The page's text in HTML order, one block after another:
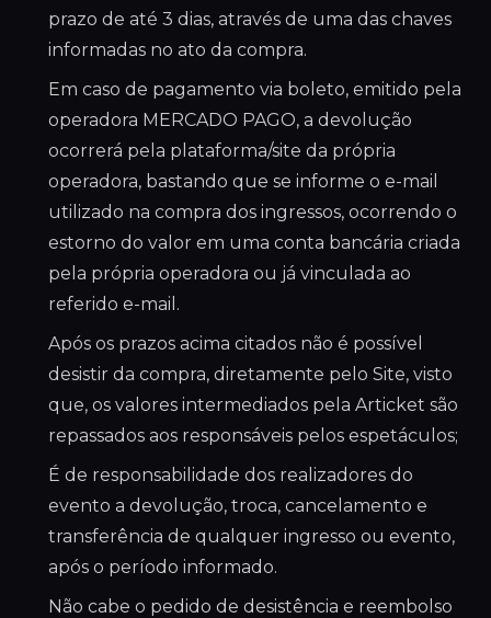
prazo de até 3 dias, através de uma das chaves
informadas no ato da compra.
Em caso de pagamento via boleto, emitido pela
operadora MERCADO PAGO, a devolução
ocorrerá pela plataforma/site da própria
operadora, bastando que se informe o e-mail
utilizado na compra dos ingressos, ocorrendo o
estorno do valor em uma conta bancária criada
pela própria operadora ou já vinculada ao
referido e-mail.
Após os prazos acima citados não é possível
desistir da compra, diretamente pelo Site, visto
que, os valores intermediados pela Articket são
repassados aos responsáveis pelos espetáculos;
É de responsabilidade dos realizadores do
evento a devolução, troca, cancelamento e
transferência de qualquer ingresso ou evento,
após o período informado.
Não cabe o pedido de desistência e reembolso